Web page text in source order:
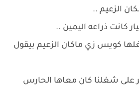
الزعيم ..
كانت ذراعه اليمين ..
كويس زي ماكان الزعيم بيقول
على شغلنا كان معاها الحارس